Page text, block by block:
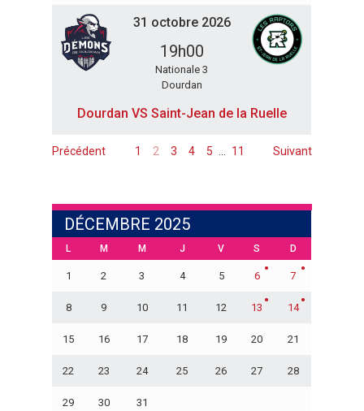
31 octobre 2026
19h00
Nationale 3
Dourdan
Dourdan VS Saint-Jean de la Ruelle
Précédent 1 2 3 4 5 11 Suivant
DÉCEMBRE 2025
L M M J V S D
1 2 3 4 5 6 7
8 9 10 11 12 13 14
15 16 17 18 19 20 21
22 23 24 25 26 27 28
29 30 31